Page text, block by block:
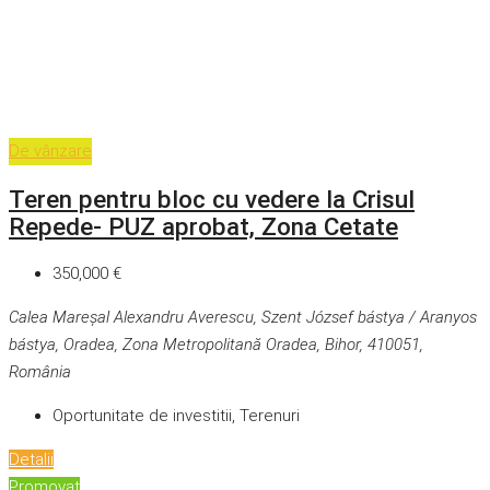
De vânzare
Teren pentru bloc cu vedere la Crisul
Repede- PUZ aprobat, Zona Cetate
350,000 €
Calea Mareșal Alexandru Averescu, Szent József bástya / Aranyos
bástya, Oradea, Zona Metropolitană Oradea, Bihor, 410051,
România
Oportunitate de investitii, Terenuri
Detalii